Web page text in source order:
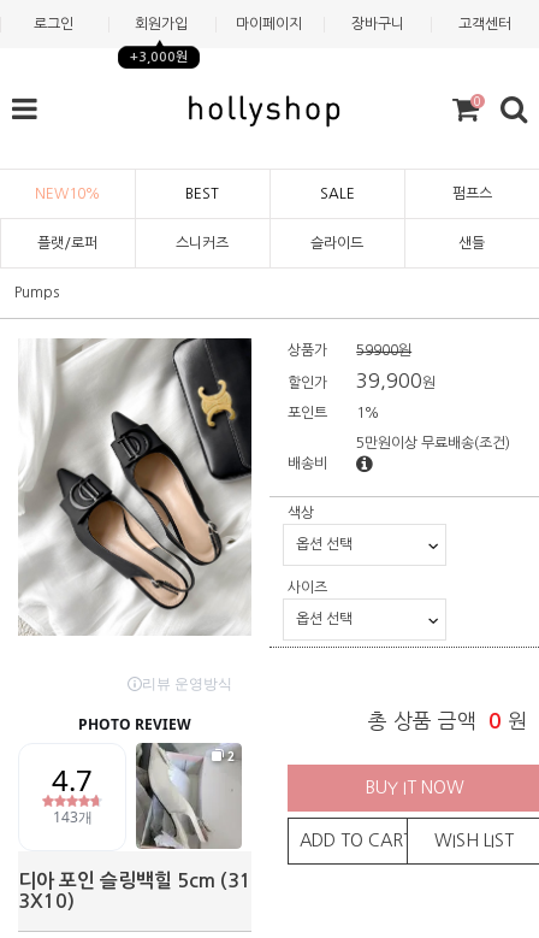
로그인 회원가입
+3,000원
마이페이지 장바구니 고객센터
0
NEW10% BEST SALE 펌프스
플랫/로퍼 스니커즈 슬라이드 샌들
Pumps
디아 포인 슬링백힐 5cm (31
3X10)
상품가 59900원
할인가 39,900원
포인트 1%
배송비
5만원이상 무료배송(조건)
색상
사이즈
총 상품 금액 0 원
BUY IT NOW
ADD TO CART WISH LIST